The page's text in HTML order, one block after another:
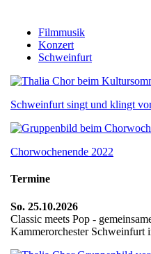
Filmmusik
Konzert
Schweinfurt
Schweinfurt singt und klingt
Chorwochenende 2022
Termine
So. 25.10.2026
Classic meets Pop -
Kammerorchester Schweinfurt